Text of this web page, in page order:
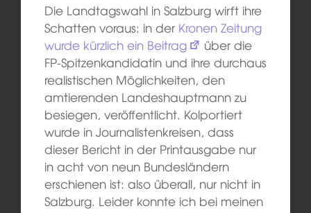
Die Landtagswahl in Salzburg wirft ihre
Schatten voraus: in der Kronen Zeitung
wurde kürzlich ein Beitrag
über die
FP-Spitzenkandidatin und ihre durchaus
realistischen Möglichkeiten, den
amtierenden Landeshauptmann zu
besiegen, veröffentlicht. Kolportiert
wurde in Journalistenkreisen, dass
dieser Bericht in der Printausgabe nur
in acht von neun Bundesländern
erschienen ist: also überall, nur nicht in
Salzburg. Leider konnte ich bei meinen